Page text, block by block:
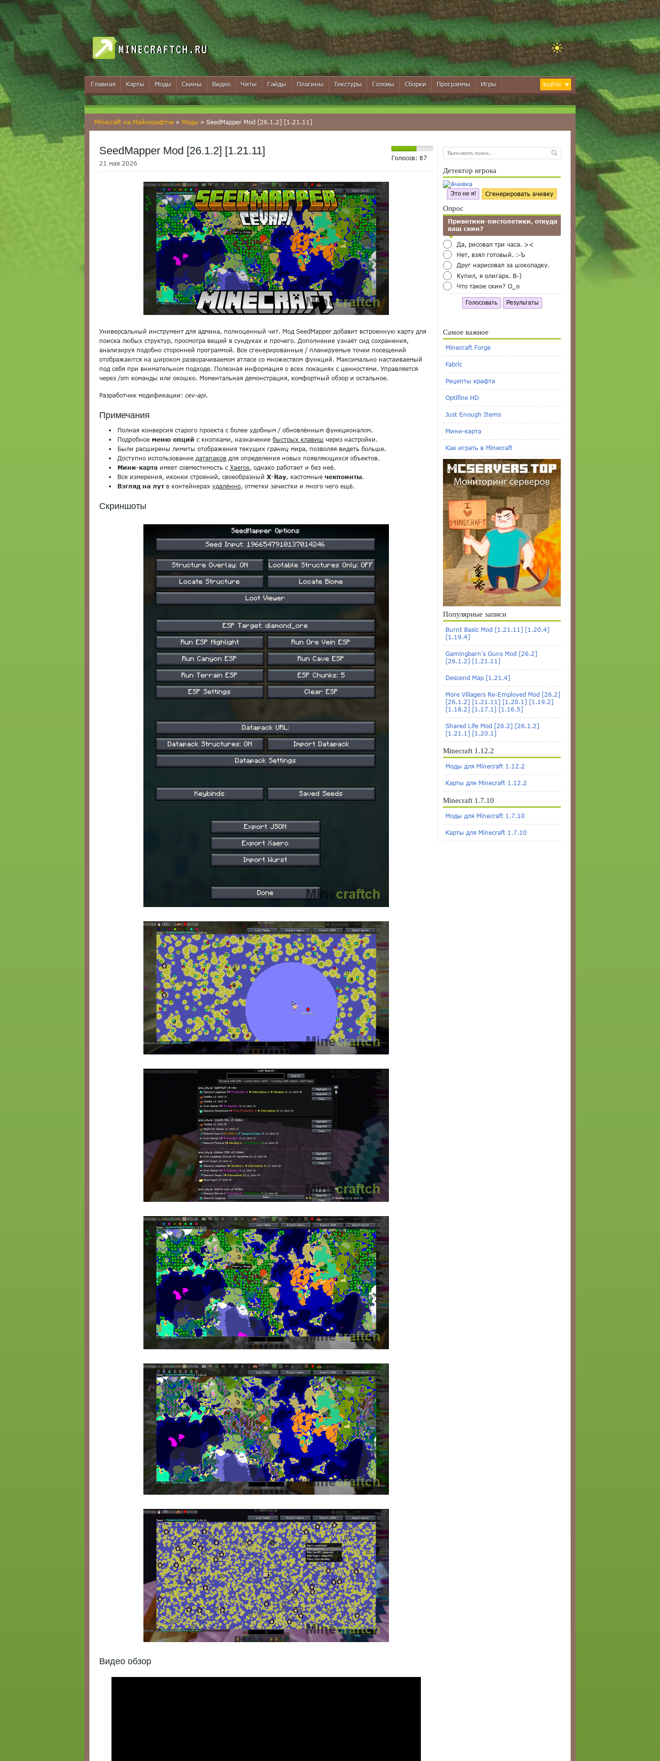
MINECRAFTCH.RU
Главная Карты Моды Скины Видео Читы Гайды Плагины Текстуры Головы Сборки Программы Игры ВОЙТИ
Minecraft на Майнкрафтче » Моды » SeedMapper Mod [26.1.2] [1.21.11]
Голосов: 87
SeedMapper Mod [26.1.2] [1.21.11]
21 мая 2026
Универсальный инструмент для админа, полноценный чит. Мод SeedMapper добавит встроенную карту для
поиска любых структур, просмотра вещей в сундуках и прочего. Дополнение узнаёт сид сохранения,
анализируя подобно сторонней программой. Все сгенерированные / планируемые точки посещений
отображаются на широком разворачиваемом атласе со множеством функций. Максимально настаиваемый
под себя при внимательном подходе. Полезная информация о всех локациях с ценностями. Управляется
через /sm команды или окошко. Моментальная демонстрация, комфортный обзор и остальное.
Разработчик модификации: cev-api.
Примечания
Полная конверсия старого проекта с более удобным / обновлённым функционалом.
Подробное меню опций с кнопками, назначение быстрых клавиш через настройки.
Были расширены лимиты отображения текущих границ мира, позволяя видеть больше.
Доступно использование датапаков для определения новых появляющихся объектов.
Мини-карта имеет совместимость с Xaeros, однако работает и без неё.
Все измерения, иконки строений, своеобразный X-Ray, кастомные чекпоинты.
Взгляд на лутв контейнерах удалённо, отметки зачистки и много чего ещё.
Скриншоты
Видео обзор
Детектор игрока
Это не я! Сгенерировать ачивку
Опрос
Приветики-пистолетики, откуда
ваш скин?
Да, рисовал три часа. ><
Нет, взял готовый. :-Ъ
Друг нарисовал за шоколадку.
Купил, я олигарх. B-)
Что такое скин? O_o
Голосовать Результаты
Самое важное
Minecraft Forge
Fabric
Рецепты крафта
Optifine HD
Just Enough Items
Мини-карта
Как играть в Minecraft
Популярные записи
Burnt Basic Mod [1.21.11] [1.20.4]
[1.19.4]
Gamingbarn’s Guns Mod [26.2]
[26.1.2] [1.21.11]
Descend Map [1.21.4]
More Villagers Re-Employed Mod [26.2]
[26.1.2] [1.21.11] [1.20.1] [1.19.2]
[1.18.2] [1.17.1] [1.16.5]
Shared Life Mod [26.2] [26.1.2]
[1.21.1] [1.20.1]
Minecraft 1.12.2
Моды для Minecraft 1.12.2
Карты для Minecraft 1.12.2
Minecraft 1.7.10
Моды для Minecraft 1.7.10
Карты для Minecraft 1.7.10